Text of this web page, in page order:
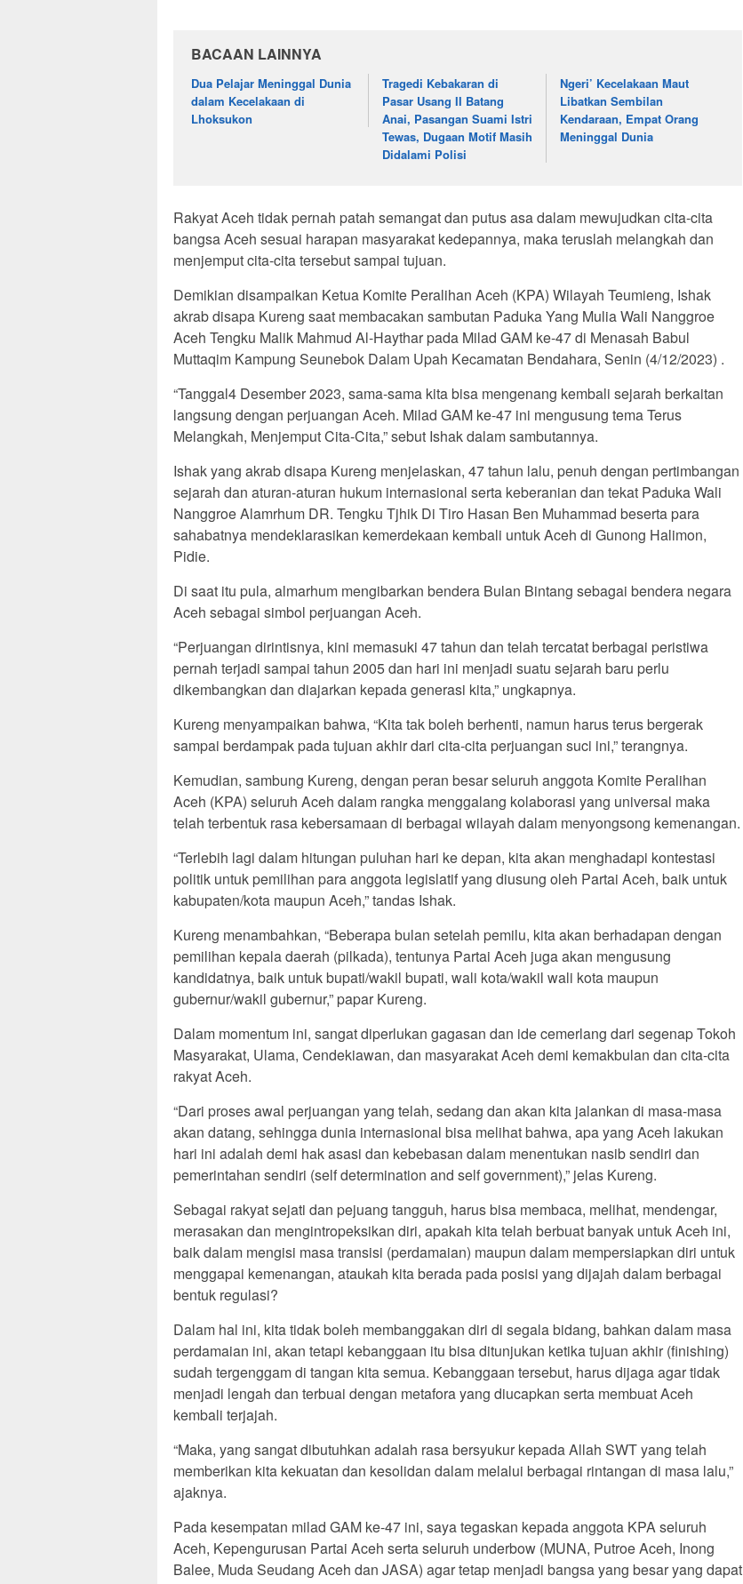
BACAAN LAINNYA
Dua Pelajar Meninggal Dunia
dalam Kecelakaan di
Lhoksukon
Tragedi Kebakaran di
Pasar Usang II Batang
Anai, Pasangan Suami Istri
Tewas, Dugaan Motif Masih
Didalami Polisi
Ngeri’ Kecelakaan Maut
Libatkan Sembilan
Kendaraan, Empat Orang
Meninggal Dunia
Rakyat Aceh tidak pernah patah semangat dan putus asa dalam mewujudkan cita-cita
bangsa Aceh sesuai harapan masyarakat kedepannya, maka teruslah melangkah dan
menjemput cita-cita tersebut sampai tujuan.
Demikian disampaikan Ketua Komite Peralihan Aceh (KPA) Wilayah Teumieng, Ishak
akrab disapa Kureng saat membacakan sambutan Paduka Yang Mulia Wali Nanggroe
Aceh Tengku Malik Mahmud Al-Haythar pada Milad GAM ke-47 di Menasah Babul
Muttaqim Kampung Seunebok Dalam Upah Kecamatan Bendahara, Senin (4/12/2023) .
“Tanggal4 Desember 2023, sama-sama kita bisa mengenang kembali sejarah berkaitan
langsung dengan perjuangan Aceh. Milad GAM ke-47 ini mengusung tema Terus
Melangkah, Menjemput Cita-Cita,” sebut Ishak dalam sambutannya.
Ishak yang akrab disapa Kureng menjelaskan, 47 tahun lalu, penuh dengan pertimbangan
sejarah dan aturan-aturan hukum internasional serta keberanian dan tekat Paduka Wali
Nanggroe Alamrhum DR. Tengku Tjhik Di Tiro Hasan Ben Muhammad beserta para
sahabatnya mendeklarasikan kemerdekaan kembali untuk Aceh di Gunong Halimon,
Pidie.
Di saat itu pula, almarhum mengibarkan bendera Bulan Bintang sebagai bendera negara
Aceh sebagai simbol perjuangan Aceh.
“Perjuangan dirintisnya, kini memasuki 47 tahun dan telah tercatat berbagai peristiwa
pernah terjadi sampai tahun 2005 dan hari ini menjadi suatu sejarah baru perlu
dikembangkan dan diajarkan kepada generasi kita,” ungkapnya.
Kureng menyampaikan bahwa, “Kita tak boleh berhenti, namun harus terus bergerak
sampai berdampak pada tujuan akhir dari cita-cita perjuangan suci ini,” terangnya.
Kemudian, sambung Kureng, dengan peran besar seluruh anggota Komite Peralihan
Aceh (KPA) seluruh Aceh dalam rangka menggalang kolaborasi yang universal maka
telah terbentuk rasa kebersamaan di berbagai wilayah dalam menyongsong kemenangan.
“Terlebih lagi dalam hitungan puluhan hari ke depan, kita akan menghadapi kontestasi
politik untuk pemilihan para anggota legislatif yang diusung oleh Partai Aceh, baik untuk
kabupaten/kota maupun Aceh,” tandas Ishak.
Kureng menambahkan, “Beberapa bulan setelah pemilu, kita akan berhadapan dengan
pemilihan kepala daerah (pilkada), tentunya Partai Aceh juga akan mengusung
kandidatnya, baik untuk bupati/wakil bupati, wali kota/wakil wali kota maupun
gubernur/wakil gubernur,” papar Kureng.
Dalam momentum ini, sangat diperlukan gagasan dan ide cemerlang dari segenap Tokoh
Masyarakat, Ulama, Cendekiawan, dan masyarakat Aceh demi kemakbulan dan cita-cita
rakyat Aceh.
“Dari proses awal perjuangan yang telah, sedang dan akan kita jalankan di masa-masa
akan datang, sehingga dunia internasional bisa melihat bahwa, apa yang Aceh lakukan
hari ini adalah demi hak asasi dan kebebasan dalam menentukan nasib sendiri dan
pemerintahan sendiri (self determination and self government),” jelas Kureng.
Sebagai rakyat sejati dan pejuang tangguh, harus bisa membaca, melihat, mendengar,
merasakan dan mengintropeksikan diri, apakah kita telah berbuat banyak untuk Aceh ini,
baik dalam mengisi masa transisi (perdamaian) maupun dalam mempersiapkan diri untuk
menggapai kemenangan, ataukah kita berada pada posisi yang dijajah dalam berbagai
bentuk regulasi?
Dalam hal ini, kita tidak boleh membanggakan diri di segala bidang, bahkan dalam masa
perdamaian ini, akan tetapi kebanggaan itu bisa ditunjukan ketika tujuan akhir (finishing)
sudah tergenggam di tangan kita semua. Kebanggaan tersebut, harus dijaga agar tidak
menjadi lengah dan terbuai dengan metafora yang diucapkan serta membuat Aceh
kembali terjajah.
“Maka, yang sangat dibutuhkan adalah rasa bersyukur kepada Allah SWT yang telah
memberikan kita kekuatan dan kesolidan dalam melalui berbagai rintangan di masa lalu,”
ajaknya.
Pada kesempatan milad GAM ke-47 ini, saya tegaskan kepada anggota KPA seluruh
Aceh, Kepengurusan Partai Aceh serta seluruh underbow (MUNA, Putroe Aceh, Inong
Balee, Muda Seudang Aceh dan JASA) agar tetap menjadi bangsa yang besar yang dapat